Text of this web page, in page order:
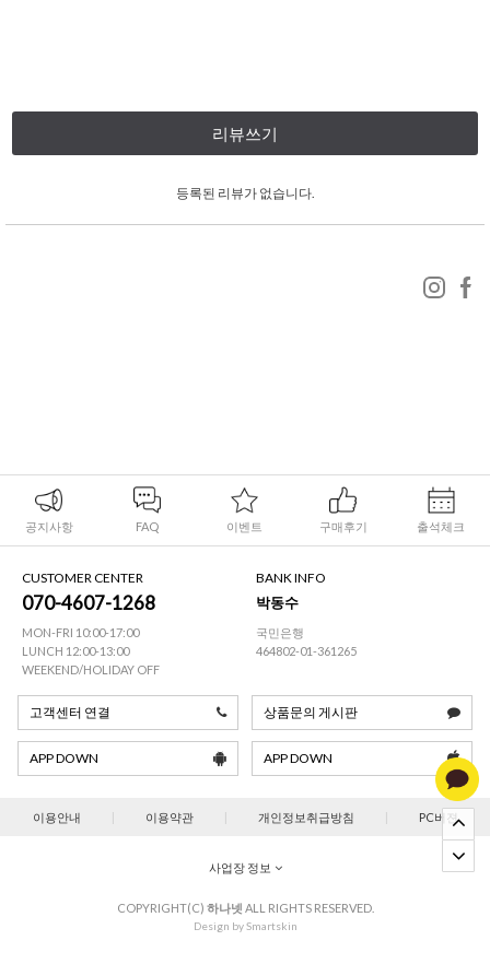
리뷰쓰기
등록된 리뷰가 없습니다.
공지사항 FAQ 이벤트 구매후기 출석체크
CUSTOMER CENTER
070-4607-1268
MON-FRI 10:00-17:00
LUNCH 12:00-13:00
WEEKEND/HOLIDAY OFF
BANK INFO
박동수
국민은행
464802-01-361265
고객센터 연결 상품문의 게시판
APP DOWN APP DOWN
이용안내 | 이용약관 | 개인정보취급방침 | PC버젼
사업장 정보
COPYRIGHT(C) 하나넷 ALL RIGHTS RESERVED.